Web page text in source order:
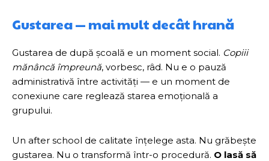
Gustarea — mai mult decât hrană
Gustarea de după școală e un moment social. Copiii
mănâncă împreună, vorbesc, râd. Nu e o pauză
administrativă între activități — e un moment de
conexiune care reglează starea emoțională a
grupului.
Un after school de calitate înțelege asta. Nu grăbește
gustarea. Nu o transformă într-o procedură. O lasă să